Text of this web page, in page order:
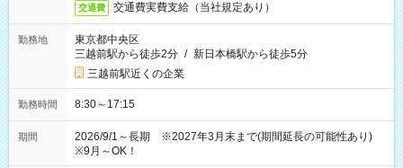
交通費 交通費実費支給（当社規定あり）
勤務地
東京都中央区
三越前駅から徒歩2分 / 新日本橋駅から徒歩5分
三越前駅近くの企業
勤務時間 8:30～17:15
期間
2026/9/1～長期 ※2027年3月末まで(期間延長の可能性あり)
※9月～OK！